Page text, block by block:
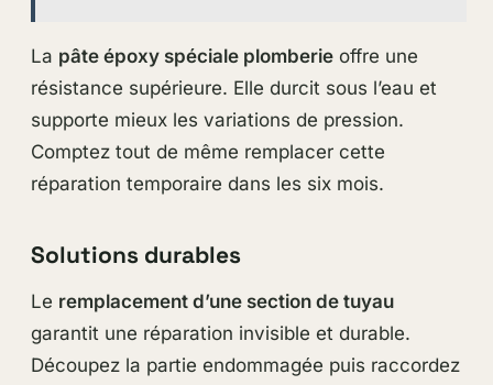
La pâte époxy spéciale plomberieoffre une
résistance supérieure. Elle durcit sous l’eau et
supporte mieux les variations de pression.
Comptez tout de même remplacer cette
réparation temporaire dans les six mois.
Solutions durables
Le remplacement d’une section de tuyau
garantit une réparation invisible et durable.
Découpez la partie endommagée puis raccordez